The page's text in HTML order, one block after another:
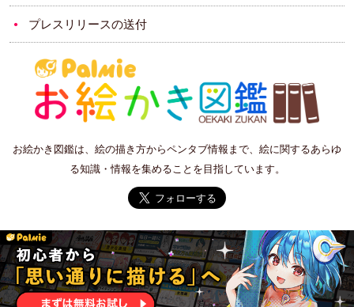
プレスリリースの送付
お絵かき図鑑は、絵の描き方からペンタブ情報まで、絵に関するあらゆ
る知識・情報を集めることを目指しています。